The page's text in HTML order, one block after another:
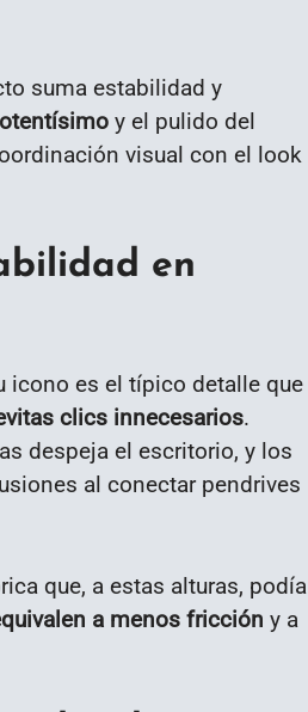
suma estabilidad y
y el pulido del
visual con el look
en
icono es el típico detalle que
clics innecesarios.
despeja el escritorio, y los
al conectar pendrives
que, a estas alturas, podía
a menos fricción y a